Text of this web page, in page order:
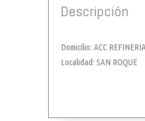
Descripción
Domicilio: ACC
Localidad: SAN ROQUE